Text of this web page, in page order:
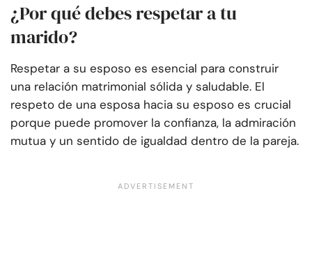
¿Por qué debes respetar a tu
marido?
Respetar a su esposo es esencial para construir
una relación matrimonial sólida y saludable. El
respeto de una esposa hacia su esposo es crucial
porque puede promover la confianza, la admiración
mutua y un sentido de igualdad dentro de la pareja.